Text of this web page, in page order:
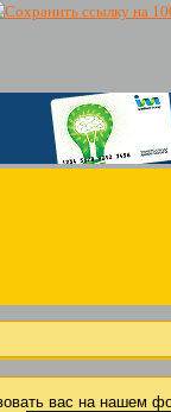
вас на